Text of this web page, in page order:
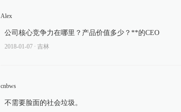
Alex
公司核心竞争力在哪里？产品价值多少？**的CEO
2018-01-07 ∙ 吉林
cnbws
不需要脸面的社会垃圾。